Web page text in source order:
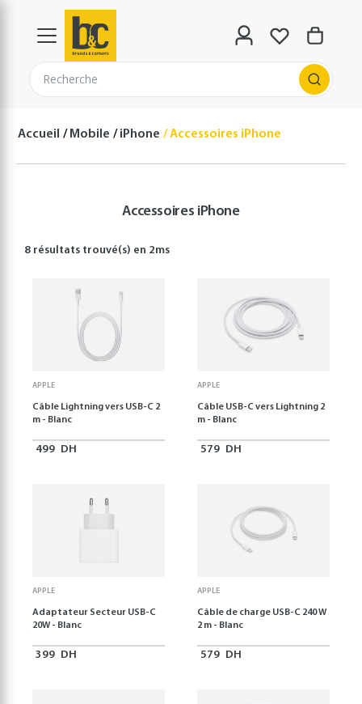
Recherche
Accueil Mobile iPhone Accessoires iPhone
Accessoires iPhone
8 résultats trouvé(s) en 2ms
APPLE
Câble Lightning vers USB-C 2
m - Blanc
499 DH
APPLE
Câble USB-C vers Lightning 2
m - Blanc
579 DH
APPLE
Adaptateur Secteur USB-C
20W - Blanc
399 DH
APPLE
Câble de charge USB‑C 240 W
2 m - Blanc
579 DH